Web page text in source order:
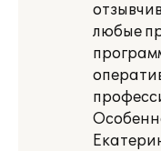
любые